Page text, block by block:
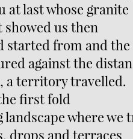
at last whose granite
showed us then
started from and the
against the
a territory travelled.
first fold
where we
drops and terraces